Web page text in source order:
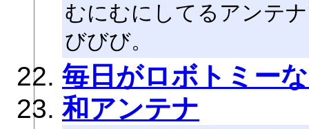
むにむにしてるアンテ
びびび。
毎日がロボトミー
和アンテナ